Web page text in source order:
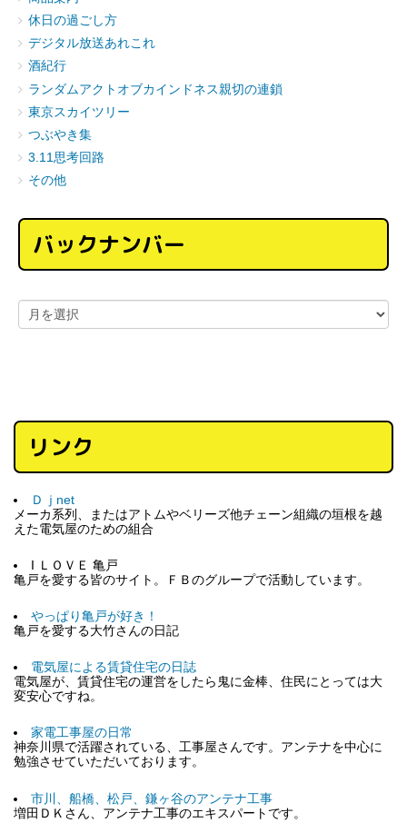
休日の過ごし方
デジタル放送あれこれ
酒紀行
ランダムアクトオブカインドネス親切の連鎖
東京スカイツリー
つぶやき集
3.11思考回路
その他
バックナンバー
リンク
Ｄｊnet
メーカ系列、またはアトムやベリーズ他チェーン組織の垣根を越
えた電気屋のための組合
I ＬＯＶＥ 亀戸
亀戸を愛する皆のサイト。ＦＢのグループで活動しています。
やっぱり亀戸が好き！
亀戸を愛する大竹さんの日記
電気屋による賃貸住宅の日誌
電気屋が、賃貸住宅の運営をしたら鬼に金棒、住民にとっては大
変安心ですね。
家電工事屋の日常
神奈川県で活躍されている、工事屋さんです。アンテナを中心に
勉強させていただいております。
市川、船橋、松戸、鎌ヶ谷のアンテナ工事
増田ＤＫさん、アンテナ工事のエキスパートです。